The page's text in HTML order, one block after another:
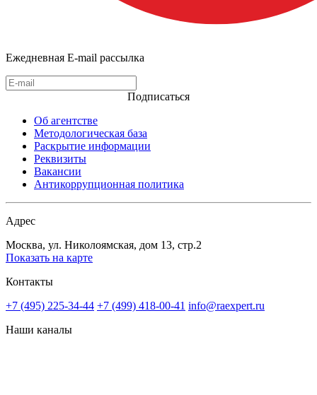
Ежедневная E-mail рассылка
Подписаться
Об агентстве
Методологическая база
Раскрытие информации
Реквизиты
Вакансии
Антикоррупционная политика
Адрес
Москва, ул. Николоямская, дом 13, стр.2
Показать на карте
Контакты
+7 (495) 225-34-44 +7 (499) 418-00-41 info@raexpert.ru
Наши каналы